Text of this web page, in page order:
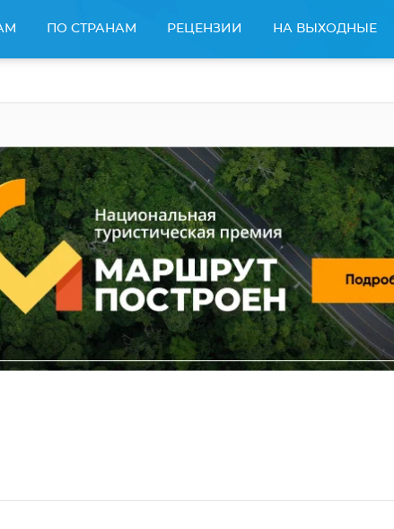
ПО СТРАНАМ РЕЦЕНЗИИ НА ВЫХОДНЫЕ